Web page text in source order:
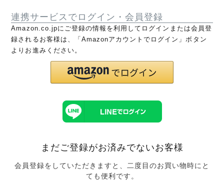
連携サービスでログイン・会員登録
Amazon.co.jpにご登録の情報を利用してログインまたは会員登
録されるお客様は、「Amazonアカウントでログイン」ボタン
よりお進みください。
まだご登録がお済みでないお客様
会員登録をしていただきますと、二度目のお買い物時にと
ても便利です。